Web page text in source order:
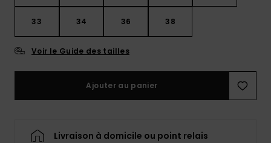
33 34 36 38
Voir le Guide des tailles
Ajouter au panier
Livraison à domicile ou point relais